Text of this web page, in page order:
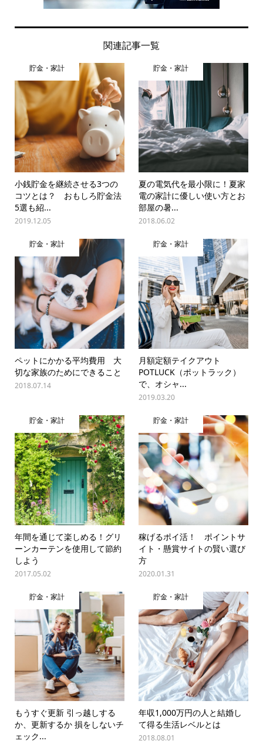
関連記事一覧
貯金・家計
小銭貯金を継続させる3つの
コツとは？ おもしろ貯金法
5選も紹...
2019.12.05
貯金・家計
夏の電気代を最小限に！夏家
電の家計に優しい使い方とお
部屋の暑...
2018.06.02
貯金・家計
ペットにかかる平均費用 大
切な家族のためにできること
2018.07.14
貯金・家計
月額定額テイクアウト
POTLUCK（ポットラック）
で、オシャ...
2019.03.20
貯金・家計
年間を通じて楽しめる！グリ
ーンカーテンを使用して節約
しよう
2017.05.02
貯金・家計
稼げるポイ活！ ポイントサ
イト・懸賞サイトの賢い選び
方
2020.01.31
貯金・家計
もうすぐ更新 引っ越しする
か、更新するか 損をしないチ
ェック...
貯金・家計
年収1,000万円の人と結婚し
て得る生活レベルとは
2018.08.01